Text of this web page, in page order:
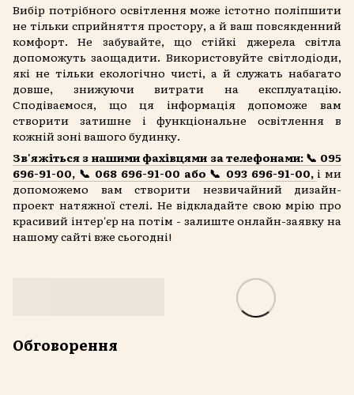
Вибір потрібного освітлення може істотно поліпшити
не тільки сприйняття простору, а й ваш повсякденний
комфорт. Не забувайте, що стійкі джерела світла
допоможуть заощадити. Використовуйте світлодіоди,
які не тільки екологічно чисті, а й служать набагато
довше, знижуючи витрати на експлуатацію.
Сподіваємося, що ця інформація допоможе вам
створити затишне і функціональне освітлення в
кожній зоні вашого будинку.
Зв'яжіться з нашими фахівцями за телефонами: 📞 095
696-91-00, 📞 068 696-91-00 або 📞 093 696-91-00, і ми
допоможемо вам створити незвичайний дизайн-
проект натяжної стелі. Не відкладайте свою мрію про
красивий інтер'єр на потім - залиште онлайн-заявку на
нашому сайті вже сьогодні!
Обговорення